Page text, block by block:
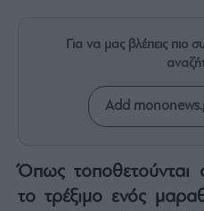
Auto
Life
Για να μας βλέπεις πιο
Add
Όπως τοποθετούνται
το τρέξιμο ενός